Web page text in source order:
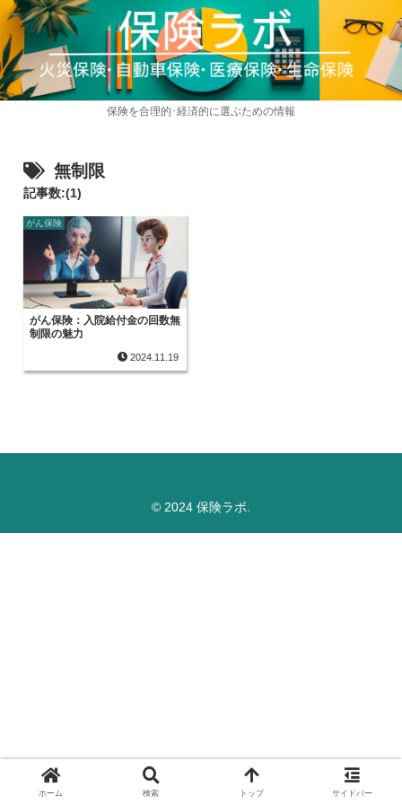
保険を合理的･経済的に選ぶための情報
無制限
記事数:(1)
がん保険
がん保険：入院給付金の回数無
制限の魅力
2024.11.19
© 2024 保険ラボ.
ホーム 検索 トップ サイドバー